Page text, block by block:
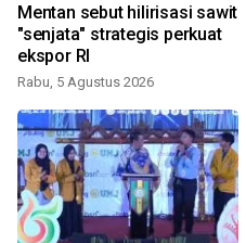
Mentan sebut hilirisasi sawit
"senjata" strategis perkuat
ekspor RI
Rabu, 5 Agustus 2026